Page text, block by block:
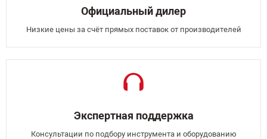
Официальный дилер
Низкие цены за счёт прямых поставок от производителей
Экспертная поддержка
Консультации по подбору инструмента и оборудованию